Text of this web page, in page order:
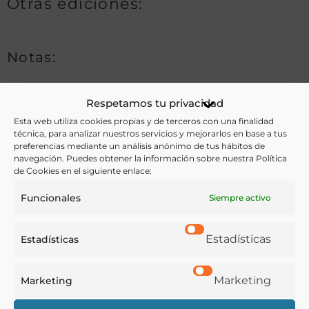
Respetamos tu privacidad
Esta web utiliza cookies propias y de terceros con una finalidad
técnica, para analizar nuestros servicios y mejorarlos en base a tus
preferencias mediante un análisis anónimo de tus hábitos de
navegación. Puedes obtener la información sobre nuestra Política
de Cookies en el siguiente enlace:
Funcionales Siempre activo
Estadísticas Estadísticas
Marketing Marketing
Otras ediciones:
Notas:
Ver más libros de estas materias:
Alimentos,Bebidas ,Economía y Comercio,Enología y
Viticultura ,Medicina,Química
Ver más libros con las palabras clave:
Bebidas
Economía,Higiene